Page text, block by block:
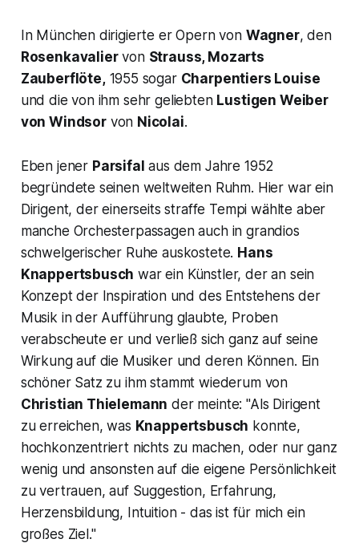
In München dirigierte er Opern von Wagner, den
Rosenkavaliervon Strauss, Mozarts
Zauberflöte,1955 sogar Charpentiers Louise
und die von ihm sehr geliebten Lustigen Weiber
von Windsorvon Nicolai.
Eben jener Parsifal aus dem Jahre 1952
begründete seinen weltweiten Ruhm. Hier war ein
Dirigent, der einerseits straffe Tempi wählte aber
manche Orchesterpassagen auch in grandios
schwelgerischer Ruhe auskostete. Hans
Knappertsbusch war ein Künstler, der an sein
Konzept der Inspiration und des Entstehens der
Musik in der Aufführung glaubte, Proben
verabscheute er und verließ sich ganz auf seine
Wirkung auf die Musiker und deren Können. Ein
schöner Satz zu ihm stammt wiederum von
Christian Thielemann der meinte: "Als Dirigent
zu erreichen, was Knappertsbusch konnte,
hochkonzentriert nichts zu machen, oder nur ganz
wenig und ansonsten auf die eigene Persönlichkeit
zu vertrauen, auf Suggestion, Erfahrung,
Herzensbildung, Intuition - das ist für mich ein
großes Ziel."